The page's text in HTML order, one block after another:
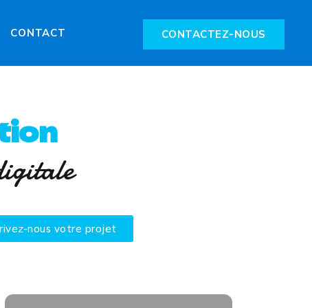
CONTACT CONTACTEZ-NOUS
nous votre projet